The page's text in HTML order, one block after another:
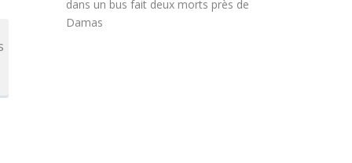
dans un bus fait deux morts près de
Damas